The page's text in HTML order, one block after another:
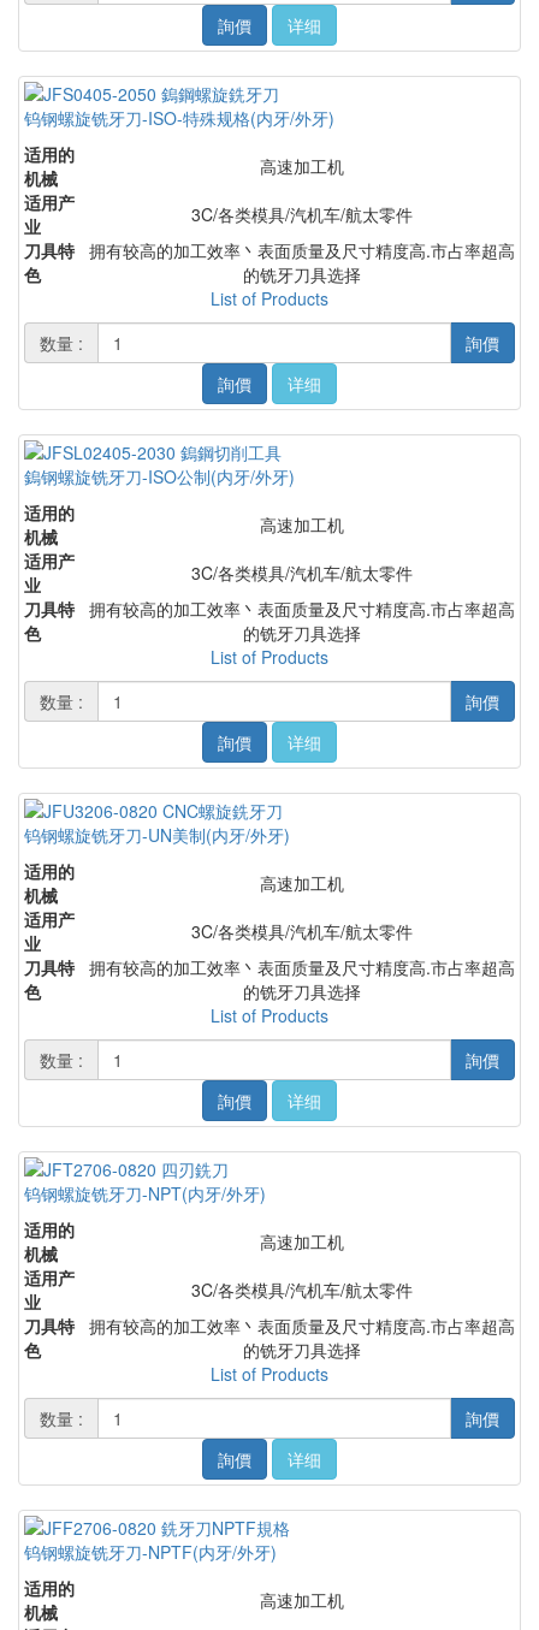
詢價
详细
钨钢螺旋铣牙刀-ISO-特殊规格(内牙/外牙)
适用的
机械
高速加工机
适用产
业
3C/各类模具/汽机车/航太零件
刀具特
色
拥有较高的加工效率丶表面质量及尺寸精度高.市占率超高
的铣牙刀具选择
List of Products
数量 :
詢價
詢價
详细
鎢钢螺旋铣牙刀-ISO公制(内牙/外牙)
适用的
机械
高速加工机
适用产
业
3C/各类模具/汽机车/航太零件
刀具特
色
拥有较高的加工效率丶表面质量及尺寸精度高.市占率超高
的铣牙刀具选择
List of Products
数量 :
詢價
詢價
详细
钨钢螺旋铣牙刀-UN美制(内牙/外牙)
适用的
机械
高速加工机
适用产
业
3C/各类模具/汽机车/航太零件
刀具特
色
拥有较高的加工效率丶表面质量及尺寸精度高.市占率超高
的铣牙刀具选择
List of Products
数量 :
詢價
詢價
详细
钨钢螺旋铣牙刀-NPT(内牙/外牙)
适用的
机械
高速加工机
适用产
业
3C/各类模具/汽机车/航太零件
刀具特
色
拥有较高的加工效率丶表面质量及尺寸精度高.市占率超高
的铣牙刀具选择
List of Products
数量 :
詢價
詢價
详细
钨钢螺旋铣牙刀-NPTF(内牙/外牙)
适用的
机械
高速加工机